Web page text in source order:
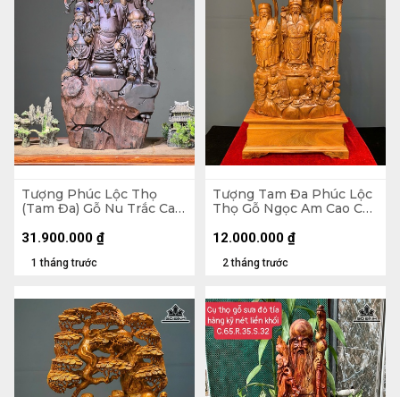
Tượng Phúc Lộc Thọ
(Tam Đa) Gỗ Nu Trắc Cao
1 tháng trước
31.900.000 ₫
Tượng Tam Đa Phúc Lộc
Thọ Gỗ Ngọc Am Cao Cả
(cm) - Kỷ Cao 20
2 tháng trước
12.000.000 ₫